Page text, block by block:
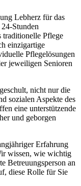
Lebherz für das
Stunden
traditionelle Pflege
einzigartige
Pflegelösungen
jeweiligen Senioren
nicht nur die
sozialen Aspekte des
eine unterstützende
und geborgen
Erfahrung
wissen, wie wichtig
Betreuungsperson an
diese Rolle für Sie